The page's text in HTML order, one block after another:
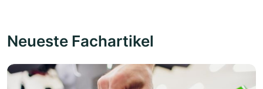
Neueste Fachartikel